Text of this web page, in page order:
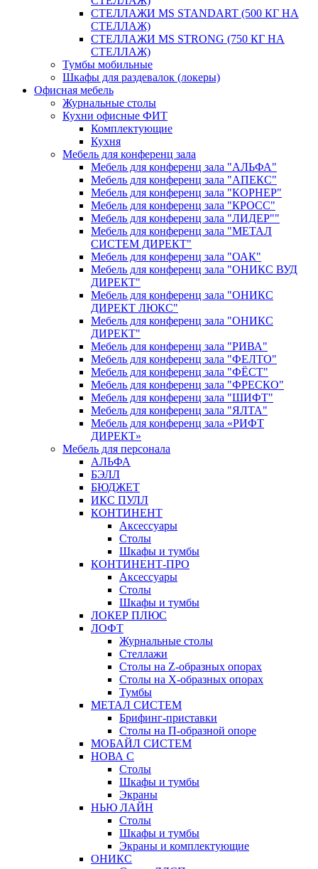
СТЕЛЛАЖИ MS STANDART (500 КГ НА
СТЕЛЛАЖ)
СТЕЛЛАЖИ MS STRONG (750 КГ НА
СТЕЛЛАЖ)
Тумбы мобильные
Шкафы для раздевалок (локеры)
Офисная мебель
Журнальные столы
Кухни офисные ФИТ
Комплектующие
Кухня
Мебель для конференц зала
Мебель для конференц зала "АЛЬФА"
Мебель для конференц зала "АПЕКС"
Мебель для конференц зала "КОРНЕР"
Мебель для конференц зала "КРОСС"
Мебель для конференц зала "ЛИДЕР""
Мебель для конференц зала "МЕТАЛ
СИСТЕМ ДИРЕКТ"
Мебель для конференц зала "ОАК"
Мебель для конференц зала "ОНИКС ВУД
ДИРЕКТ"
Мебель для конференц зала "ОНИКС
ДИРЕКТ ЛЮКС"
Мебель для конференц зала "ОНИКС
ДИРЕКТ"
Мебель для конференц зала "РИВА"
Мебель для конференц зала "ФЕЛТО"
Мебель для конференц зала "ФЁСТ"
Мебель для конференц зала "ФРЕСКО"
Мебель для конференц зала "ШИФТ"
Мебель для конференц зала "ЯЛТА"
Мебель для конференц зала «РИФТ
ДИРЕКТ»
Мебель для персонала
АЛЬФА
БЭЛЛ
БЮДЖЕТ
ИКС ПУЛЛ
КОНТИНЕНТ
Аксессуары
Столы
Шкафы и тумбы
КОНТИНЕНТ-ПРО
Аксессуары
Столы
Шкафы и тумбы
ЛОКЕР ПЛЮС
ЛОФТ
Журнальные столы
Стеллажи
Столы на Z-образных опорах
Столы на Х-образных опорах
Тумбы
МЕТАЛ СИСТЕМ
Брифинг-приставки
Столы на П-образной опоре
МОБАЙЛ СИСТЕМ
НОВА С
Столы
Шкафы и тумбы
Экраны
НЬЮ ЛАЙН
Столы
Шкафы и тумбы
Экраны и комплектующие
ОНИКС